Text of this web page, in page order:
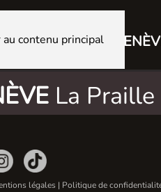
au contenu principal
La Praille
légales | Politique de